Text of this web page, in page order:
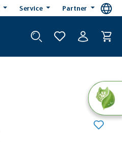
Service Partner